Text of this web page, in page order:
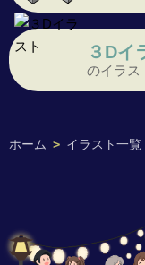
ホーム > イラスト一覧
３Dイ
のイラス